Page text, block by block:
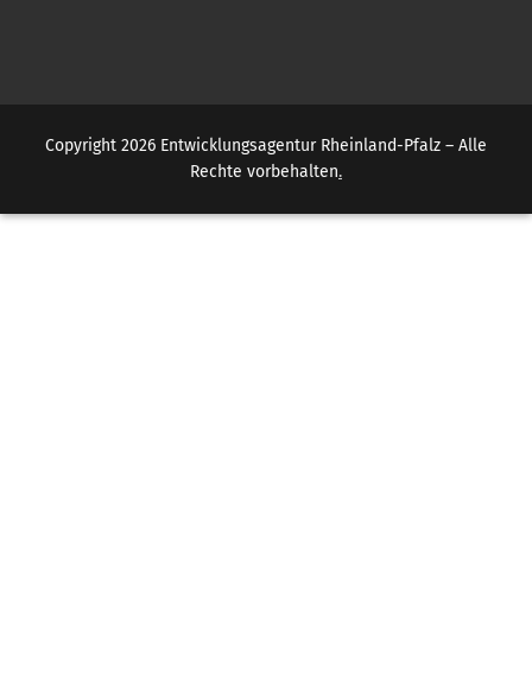
Copyright 2026 Entwicklungsagentur Rheinland-Pfalz – Alle
Rechte vorbehalten.